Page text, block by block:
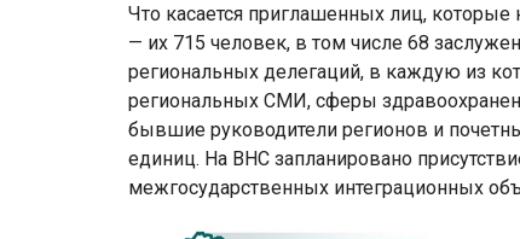
Что касается приглашенных лиц,
— их 715 человек, в том числе 68
региональных делегаций, в каждую из
региональных СМИ, сферы
бывшие руководители регионов и
единиц. На ВНС запланировано
межгосударственных интеграционных